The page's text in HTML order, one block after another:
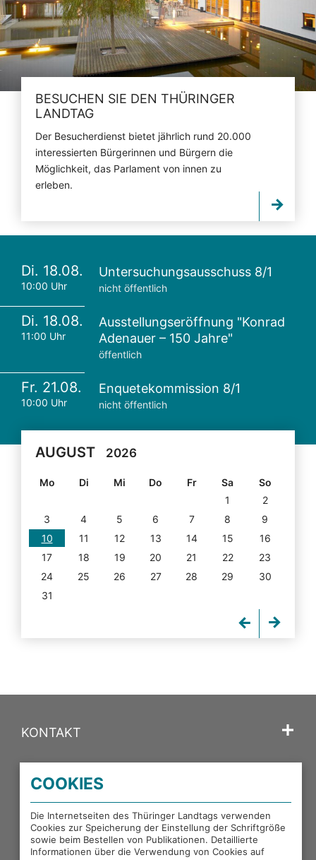
BESUCHEN SIE DEN THÜRINGER
LANDTAG
Der Besucherdienst bietet jährlich rund 20.000
interessierten Bürgerinnen und Bürgern die
Möglichkeit, das Parlament von innen zu
erleben.
Di. 18.08.
10:00 Uhr
Untersuchungsausschuss 8/1
nicht öffentlich
Di. 18.08.
11:00 Uhr
Ausstellungseröffnung "Konrad
Adenauer – 150 Jahre"
öffentlich
Fr. 21.08.
10:00 Uhr
Enquetekommission 8/1
nicht öffentlich
AUGUST 2026
Mo Di Mi Do Fr Sa
So
1
2
3
4 5 6 7 8
9
10
11 12 13 14 15
16
17
18 19 20 21 22
23
24
25 26 27 28 29
30
31
KONTAKT
PORTALE DES THÜRINGER LANDTAGS
EXTERNE LINKS
COOKIES
Die Internetseiten des Thüringer Landtags verwenden
Cookies zur Speicherung der Einstellung der Schriftgröße
sowie beim Bestellen von Publikationen. Detaillierte
Informationen über die Verwendung von Cookies auf